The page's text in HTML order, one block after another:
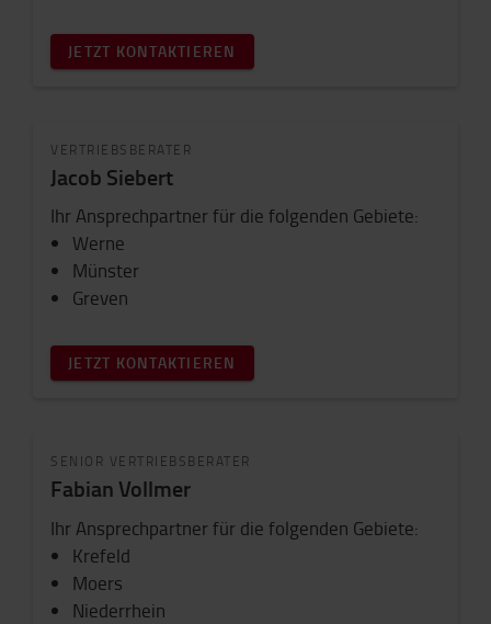
JETZT KONTAKTIEREN
VERTRIEBSBERATER
Jacob Siebert
Ihr Ansprechpartner für die folgenden Gebiete:
Werne
Münster
Greven
JETZT KONTAKTIEREN
SENIOR VERTRIEBSBERATER
Fabian Vollmer
Ihr Ansprechpartner für die folgenden Gebiete:
Krefeld
Moers
Niederrhein